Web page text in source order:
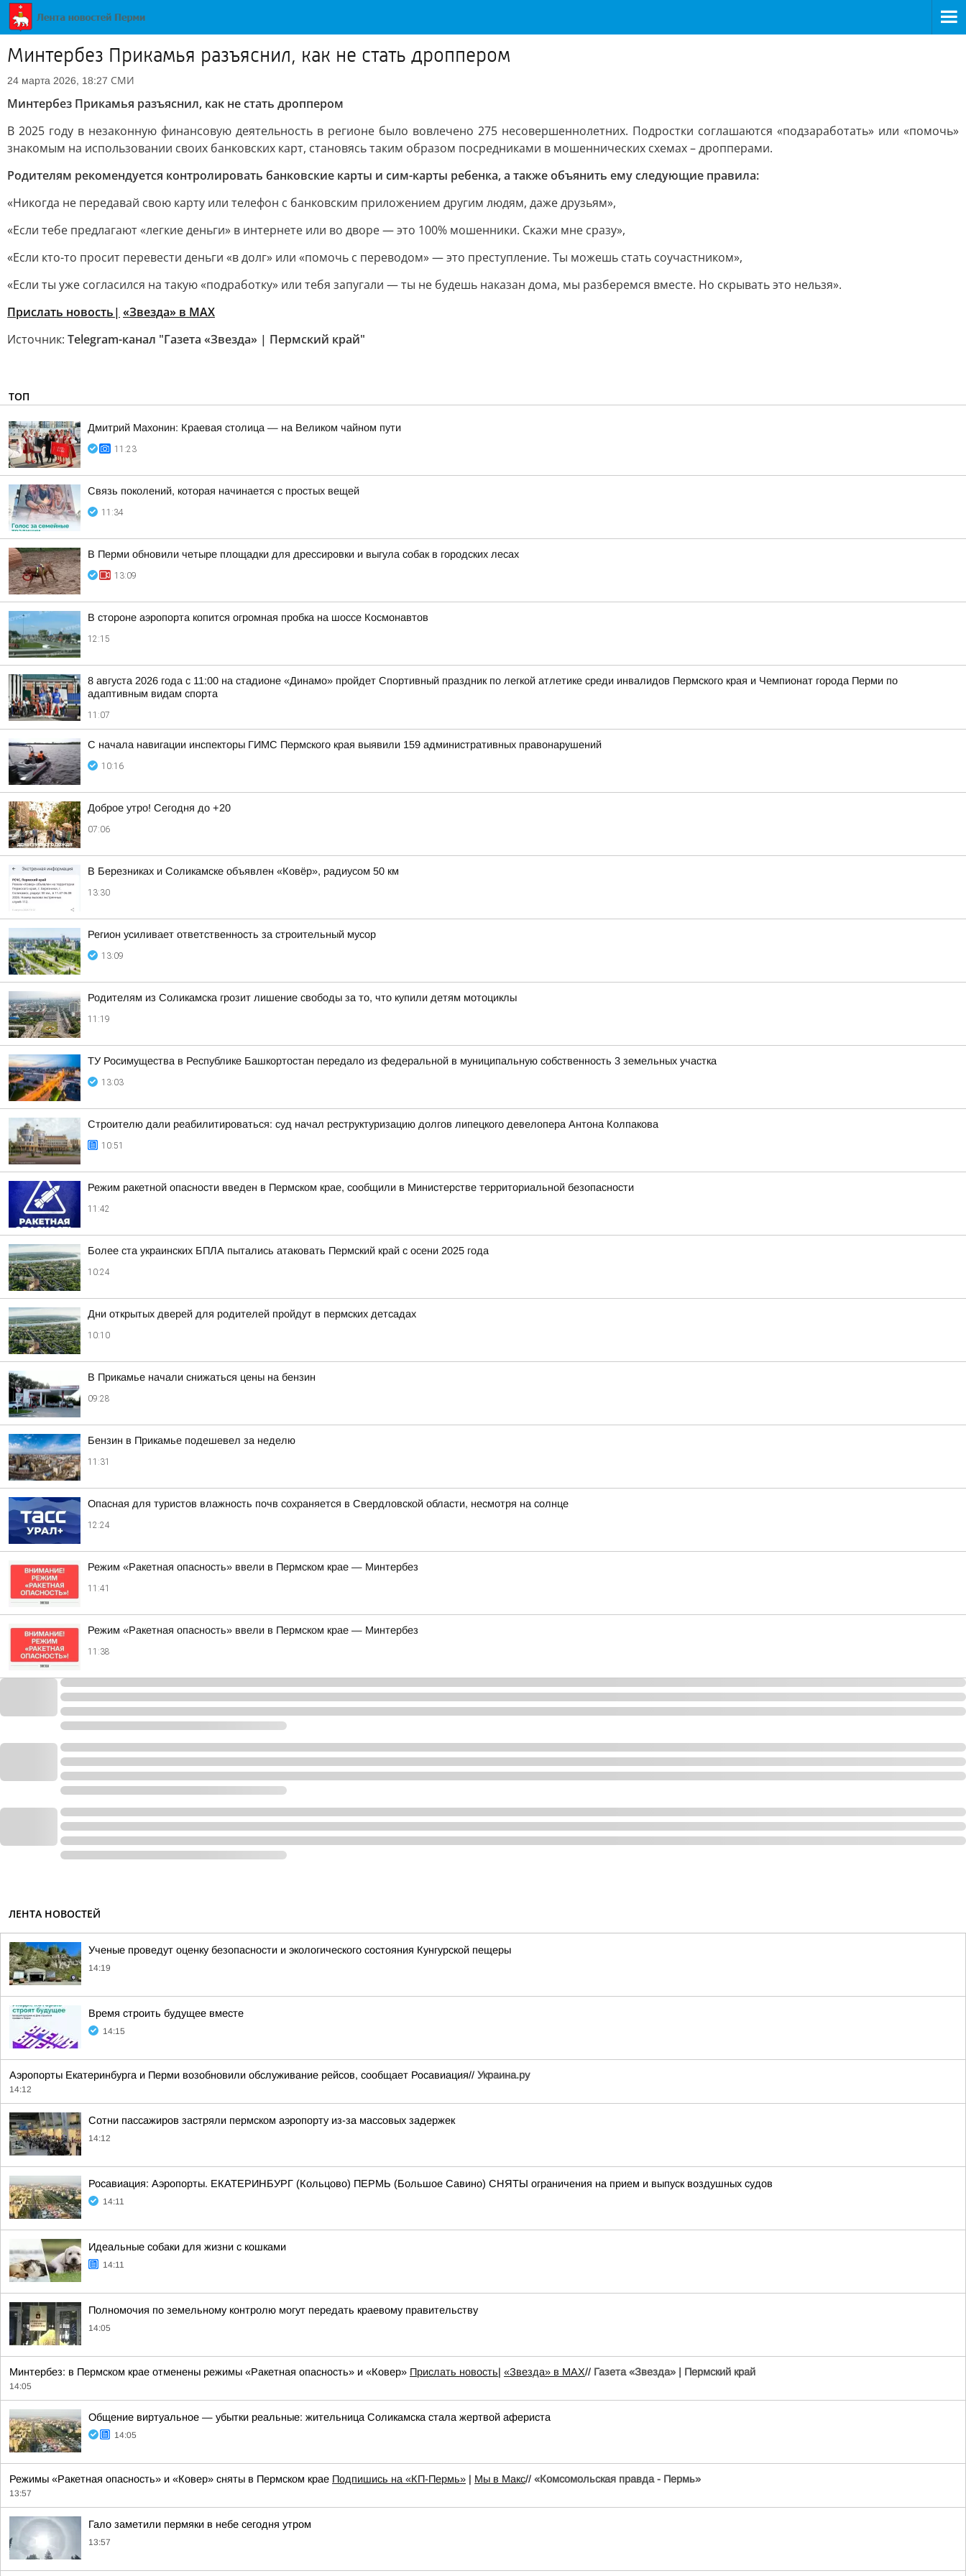
Минтербез Прикамья разъяснил, как не стать дроппером
24 марта 2026, 18:27 СМИ
Минтербез Прикамья разъяснил, как не стать дроппером
В 2025 году в незаконную финансовую деятельность в регионе было вовлечено 275 несовершеннолетних. Подростки соглашаются «подзаработать» или «помочь»
знакомым на использовании своих банковских карт, становясь таким образом посредниками в мошеннических схемах – дропперами.
Родителям рекомендуется контролировать банковские карты и сим-карты ребенка, а также объянить ему следующие правила:
«Никогда не передавай свою карту или телефон с банковским приложением другим людям, даже друзьям»,
«Если тебе предлагают «легкие деньги» в интернете или во дворе — это 100% мошенники. Скажи мне сразу»,
«Если кто-то просит перевести деньги «в долг» или «помочь с переводом» — это преступление. Ты можешь стать соучастником»,
«Если ты уже согласился на такую «подработку» или тебя запугали — ты не будешь наказан дома, мы разберемся вместе. Но скрывать это нельзя».
Прислать новость| «Звезда» в MAX
Источник: Telegram-канал "Газета «Звезда» | Пермский край"
ТОП
Дмитрий Махонин: Краевая столица — на Великом чайном пути
11:23
Связь поколений, которая начинается с простых вещей
11:34
В Перми обновили четыре площадки для дрессировки и выгула собак в городских лесах
13:09
В стороне аэропорта копится огромная пробка на шоссе Космонавтов
12:15
8 августа 2026 года с 11:00 на стадионе «Динамо» пройдет Спортивный праздник по легкой атлетике среди инвалидов Пермского края и Чемпионат города Перми по
адаптивным видам спорта
11:07
С начала навигации инспекторы ГИМС Пермского края выявили 159 административных правонарушений
10:16
Доброе утро! Сегодня до +20
07:06
В Березниках и Соликамске объявлен «Ковёр», радиусом 50 км
13:30
Регион усиливает ответственность за строительный мусор
13:09
Родителям из Соликамска грозит лишение свободы за то, что купили детям мотоциклы
11:19
ТУ Росимущества в Республике Башкортостан передало из федеральной в муниципальную собственность 3 земельных участка
13:03
Строителю дали реабилитироваться: суд начал реструктуризацию долгов липецкого девелопера Антона Колпакова
10:51
Режим ракетной опасности введен в Пермском крае, сообщили в Министерстве территориальной безопасности
11:42
Более ста украинских БПЛА пытались атаковать Пермский край с осени 2025 года
10:24
Дни открытых дверей для родителей пройдут в пермских детсадах
10:10
В Прикамье начали снижаться цены на бензин
09:28
Бензин в Прикамье подешевел за неделю
11:31
Опасная для туристов влажность почв сохраняется в Свердловской области, несмотря на солнце
12:24
Режим «Ракетная опасность» ввели в Пермском крае — Минтербез
11:41
Режим «Ракетная опасность» ввели в Пермском крае — Минтербез
11:38
ЛЕНТА НОВОСТЕЙ
Ученые проведут оценку безопасности и экологического состояния Кунгурской пещеры
14:19
Время строить будущее вместе
14:15
Аэропорты Екатеринбурга и Перми возобновили обслуживание рейсов, сообщает Росавиация// Украина.ру
14:12
Сотни пассажиров застряли пермском аэропорту из-за массовых задержек
14:12
Росавиация: Аэропорты. ЕКАТЕРИНБУРГ (Кольцово) ПЕРМЬ (Большое Савино) СНЯТЫ ограничения на прием и выпуск воздушных судов
14:11
Идеальные собаки для жизни с кошками
14:11
Полномочия по земельному контролю могут передать краевому правительству
14:05
Минтербез: в Пермском крае отменены режимы «Ракетная опасность» и «Ковер» Прислать новость| «Звезда» в MAX// Газета «Звезда» | Пермский край
14:05
Общение виртуальное — убытки реальные: жительница Соликамска стала жертвой афериста
14:05
Режимы «Ракетная опасность» и «Ковер» сняты в Пермском крае Подпишись на «КП-Пермь» | Мы в Maкс// «Комсомольская правда - Пермь»
13:57
Гало заметили пермяки в небе сегодня утром
13:57